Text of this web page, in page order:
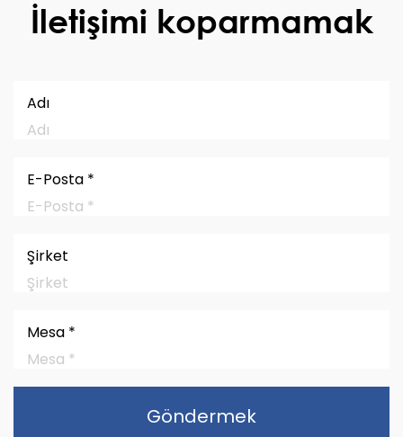
İletişimi koparmamak
Adı
E-Posta *
Şirket
Mesa *
Göndermek